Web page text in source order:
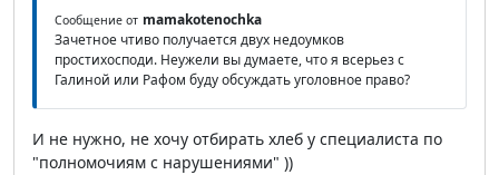
Сообщение от mamakotenochka
Зачетное чтиво получается двух недоумков
простихосподи. Неужели вы думаете, что я всерьез с
Галиной или Рафом буду обсуждать уголовное право?
И не нужно, не хочу отбирать хлеб у специалиста по
"полномочиям с нарушениями" ))